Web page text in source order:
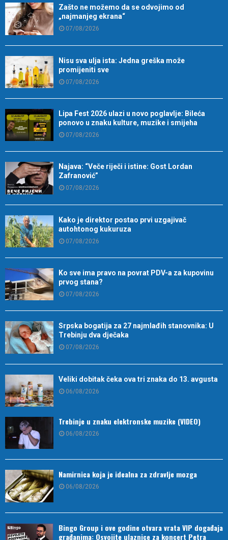
Zašto ne možemo da se odvojimo od
„najmanjeg ekrana“
07/08/2026
Nisu sva ulja ista: Jedna greška može
promijeniti sve
07/08/2026
Lipa Fest 2026 ulazi u novo poglavlje: Bileća
ponovo u znaku kulture, muzike i smijeha
07/08/2026
Najava: “Veče riječi i istine: Gost Lordan
Zafranović”
07/08/2026
Kako je direktor postao prvi uzgajivač
autohtonog kukuruza
07/08/2026
Ko sve ima pravo na povrat PDV-a za kupovinu
prvog stana?
07/08/2026
Srpska bogatija za 27 najmlađih stanovnika: U
Trebinju dva dječaka
07/08/2026
Veliki dobitak čeka ova tri znaka do 13. avgusta
06/08/2026
Trebinje u znaku elektronske muzike (VIDEO)
06/08/2026
Namirnica koja je idealna za zdravlje mozga
06/08/2026
Bingo Group i ove godine otvara vrata VIP događaja
građanima: Osvojite ulaznice za koncert Petra